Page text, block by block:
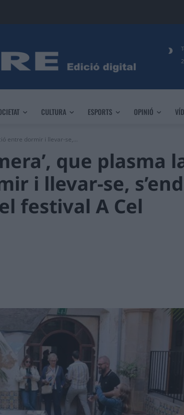
CULTURA ESPORTS OPINIÓ
entre dormir i llevar-se,...
que plasma
i llevar-se,
festival A Cel